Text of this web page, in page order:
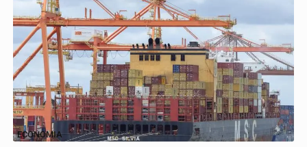
ECONOMIA